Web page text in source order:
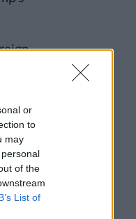
or
to
may
of the
List of